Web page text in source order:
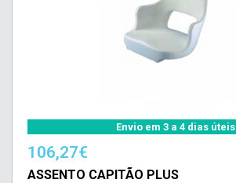
Envio em 3 a 4 dias úteis
106,27€
ASSENTO CAPITÃO PLUS